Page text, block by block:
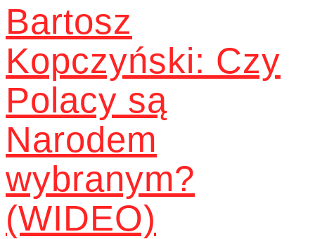
Bartosz
Kopczyński: Czy
Polacy są
Narodem
wybranym?
(WIDEO)